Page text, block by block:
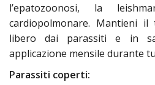
l’epatozoonosi, la
cardiopolmonare. Mantieni il
libero dai parassiti e in
applicazione mensile durante
Parassiti coperti: